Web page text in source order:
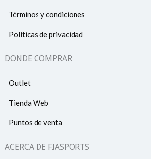
Términos y condiciones
Políticas de privacidad
DONDE COMPRAR
Outlet
Tienda Web
Puntos de venta
ACERCA DE FIASPORTS